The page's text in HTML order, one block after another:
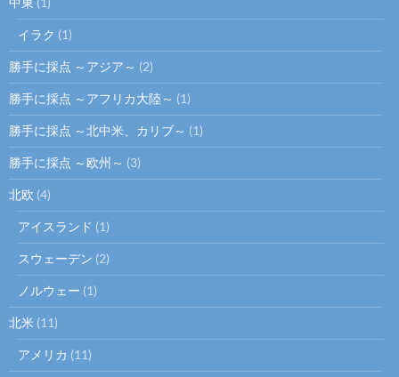
イラク (1)
勝手に採点 ～アジア～ (2)
勝手に採点 ～アフリカ大陸～ (1)
勝手に採点 ～北中米、カリブ～ (1)
勝手に採点 ～欧州～ (3)
北欧 (4)
アイスランド (1)
スウェーデン (2)
ノルウェー (1)
北米 (11)
アメリカ (11)